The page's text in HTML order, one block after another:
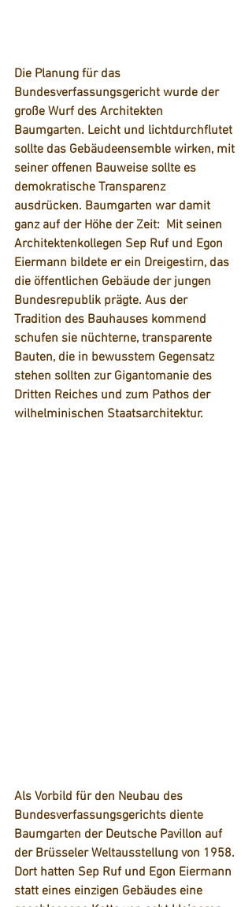
Die Planung für das
Bundesverfassungsgericht wurde der
große Wurf des Architekten
Baumgarten. Leicht und lichtdurchflutet
sollte das Gebäudeensemble wirken, mit
seiner offenen Bauweise sollte es
demokratische Transparenz
ausdrücken. Baumgarten war damit
ganz auf der Höhe der Zeit:  Mit seinen
Architektenkollegen Sep Ruf und Egon
Eiermann bildete er ein Dreigestirn, das
die öffentlichen Gebäude der jungen
Bundesrepublik prägte. Aus der
Tradition des Bauhauses kommend
schufen sie nüchterne, transparente
Bauten, die in bewusstem Gegensatz
stehen sollten zur Gigantomanie des
Dritten Reiches und zum Pathos der
wilhelminischen Staatsarchitektur.
Als Vorbild für den Neubau des
Bundesverfassungsgerichts diente
Baumgarten der Deutsche Pavillon auf
der Brüsseler Weltausstellung von 1958.
Dort hatten Sep Ruf und Egon Eiermann
statt eines einzigen Gebäudes eine